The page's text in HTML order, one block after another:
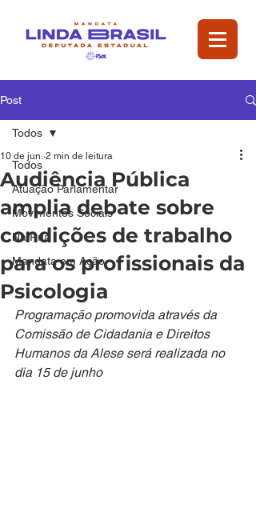
Post
Todos
Atuação Parlamentar
Movimentos Sociais
Na Rua
Mandata em Ação
Todos
Audiência Pública
amplia debate sobre
condições de trabalho
para os profissionais da
Psicologia
10 de jun. 2 min de leitura
Programação promovida através da
Comissão de Cidadania e Direitos
Humanos da Alese será realizada no
dia 15 de junho